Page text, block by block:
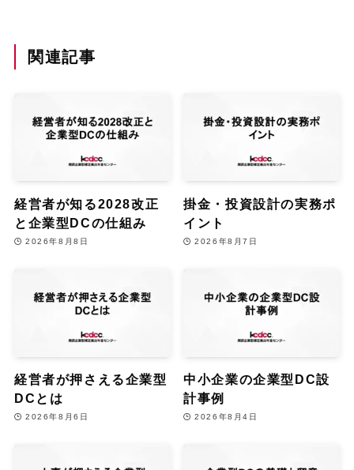
関連記事
経営者が知る2028改正
と企業型DCの仕組み
2026年8月8日
掛金・投資設計の実務ポ
イント
2026年8月7日
経営者が押さえる企業型
DCとは
2026年8月6日
中小企業の企業型DC設
計事例
2026年8月4日